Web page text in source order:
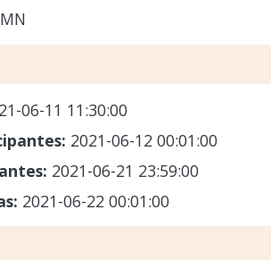
06-11 11:30:00
2021-06-12 00:01:00
2021-06-21 23:59:00
2021-06-22 00:01:00